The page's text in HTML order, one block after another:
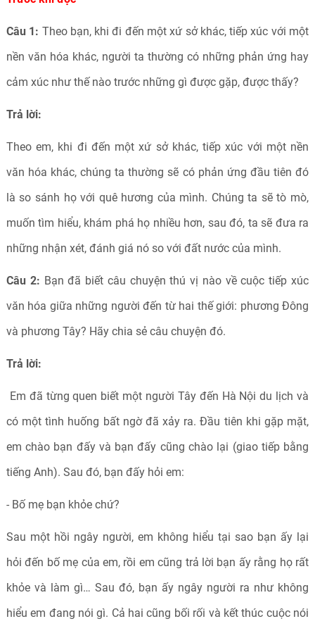
Câu 1: Theo bạn, khi đi đến một xứ sở khác, tiếp xúc với một
nền văn hóa khác, người ta thường có những phản ứng hay
cảm xúc như thế nào trước những gì được gặp, được thấy?
Trả lời:
Theo em, khi đi đến một xứ sở khác, tiếp xúc với một nền
văn hóa khác, chúng ta thường sẽ có phản ứng đầu tiên đó
là so sánh họ với quê hương của mình. Chúng ta sẽ tò mò,
muốn tìm hiểu, khám phá họ nhiều hơn, sau đó, ta sẽ đưa ra
những nhận xét, đánh giá nó so với đất nước của mình.
Câu 2: Bạn đã biết câu chuyện thú vị nào về cuộc tiếp xúc
văn hóa giữa những người đến từ hai thế giới: phương Đông
và phương Tây? Hãy chia sẻ câu chuyện đó.
Trả lời:
Em đã từng quen biết một người Tây đến Hà Nội du lịch và
có một tình huống bất ngờ đã xảy ra. Đầu tiên khi gặp mặt,
em chào bạn đấy và bạn đấy cũng chào lại (giao tiếp bằng
tiếng Anh). Sau đó, bạn đấy hỏi em:
- Bố mẹ bạn khỏe chứ?
Sau một hồi ngây người, em không hiểu tại sao bạn ấy lại
hỏi đến bố mẹ của em, rồi em cũng trả lời bạn ấy rằng họ rất
khỏe và làm gì… Sau đó, bạn ấy ngây người ra như không
hiểu em đang nói gì. Cả hai cũng bối rối và kết thúc cuộc nói